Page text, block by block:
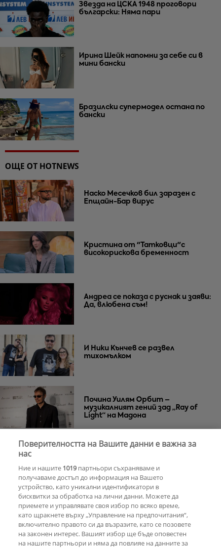
Звезда на ЦСКА 1948 проговори
български: Няма пари
Ирина Шейк напомни за себе си в
мини бански
Бразилски супермодел остана по
бански
ОЩЕ ОТ HOTNEWS
Наско Месечков бил заразен с
Епщайн-Бар вирус
Кристина от "Татковци"с
високорискова бременност
Андреа се показа с руснак и заяви:
Да, влюбена съм!
И Ники Кънчев се развел
тихомълком
Почина Уилям Орбит –
музикалният гений зад „Ray of
Light“ на Мадона
еволюция
РЕКЛАМА
КОМЕНТАРИ
Поверителността на Вашите данни е важна за
нас
Ние и нашите 1019партньори съхраняваме и
получаваме достъп до информация на Вашето
устройство, като уникални идентификатори в
бисквитки за обработка на лични данни. Можете да
приемете и управлявате своя избор по всяко време,
като щракнете върху „Управление на предпочитания“,
включително правото си да възразите, като се позовете
на законен интерес. Вашият избор ще бъде оповестен
на нашите партньори и няма да повлияе на данните за